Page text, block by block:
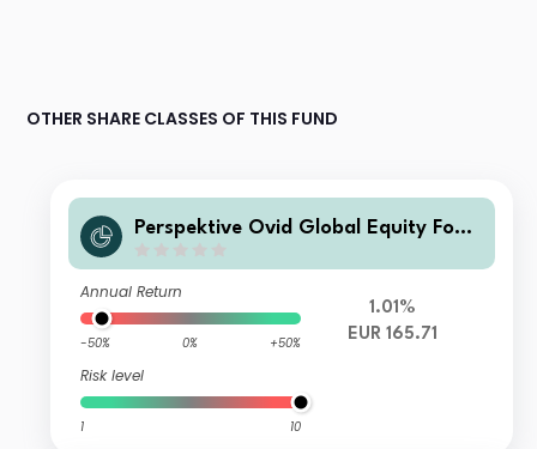
OTHER SHARE CLASSES OF THIS FUND
Perspektive Ovid Global Equity Fond
Annual Return
-50% 0% +50%
Risk level
1 10
1.01%
EUR 165.71